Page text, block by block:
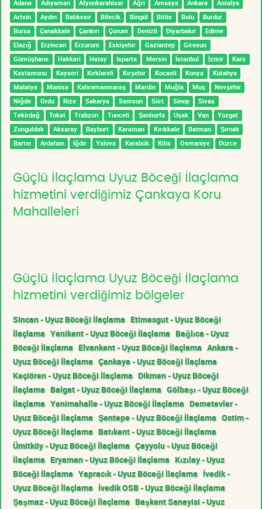
Adana Adıyaman Afyonkarahisar Ağrı Amasya Ankara
Antalya
Artvin
Aydın Balıkesir Bilecik Bingöl Bitlis Bolu
Burdur
Bursa
Çanakkale Çankırı Çorum Denizli Diyarbakır
Edirne
Elazığ
Erzincan Erzurum Eskişehir Gaziantep
Giresun
Gümüşhane
Hakkari Hatay Isparta Mersin İstanbul İzmir
Kars
Kastamonu
Kayseri Kırklareli Kırşehir Kocaeli Konya
Kütahya
Malatya
Manisa Kahramanmaraş Mardin Muğla Muş
Nevşehir
Niğde
Ordu Rize Sakarya Samsun Siirt Sinop
Sivas
Tekirdağ
Tokat Trabzon Tunceli Şanlıurfa Uşak Van
Yozgat
Zonguldak
Aksaray Bayburt Karaman Kırıkkale Batman
Şırnak
Bartın
Ardahan Iğdır Yalova Karabük Kilis Osmaniye Düzce
Güçlü İlaçlama Uyuz Böceği İlaçlama
hizmetini verdiğimiz Çankaya Koru
Mahalleleri
Güçlü İlaçlama Uyuz Böceği İlaçlama
hizmetini verdiğimiz bölgeler
Sincan - Uyuz Böceği İlaçlama Etimesgut - Uyuz Böceği
İlaçlama Yenikent - Uyuz Böceği İlaçlama Bağlıca - Uyuz
Böceği İlaçlama Elvankent - Uyuz Böceği İlaçlama Ankara -
Uyuz Böceği İlaçlama Çankaya - Uyuz Böceği İlaçlama
Keçiören - Uyuz Böceği İlaçlama Dikmen - Uyuz Böceği
İlaçlama Balgat - Uyuz Böceği İlaçlama Gölbaşı - Uyuz Böceği
İlaçlama Yenimahalle - Uyuz Böceği İlaçlama Demetevler -
Uyuz Böceği İlaçlama Şentepe - Uyuz Böceği İlaçlama Ostim -
Uyuz Böceği İlaçlama Batıkent - Uyuz Böceği İlaçlama
Ümitköy - Uyuz Böceği İlaçlama Çayyolu - Uyuz Böceği
İlaçlama Eryaman - Uyuz Böceği İlaçlama Kızılay - Uyuz
Böceği İlaçlama Yapracık - Uyuz Böceği İlaçlama İvedik -
Uyuz Böceği İlaçlama İvedik OSB - Uyuz Böceği İlaçlama
Şaşmaz - Uyuz Böceği İlaçlama Başkent Sanayisi - Uyuz